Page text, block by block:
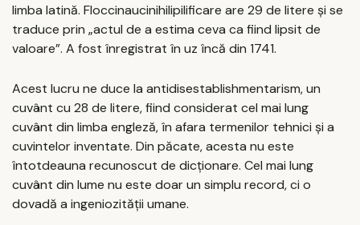
limba latină. Floccinaucinihilipilificare are 29 de litere și se
traduce prin „actul de a estima ceva ca fiind lipsit de
valoare”. A fost înregistrat în uz încă din 1741.
Acest lucru ne duce la antidisestablishmentarism, un
cuvânt cu 28 de litere, fiind considerat cel mai lung
cuvânt din limba engleză, în afara termenilor tehnici și a
cuvintelor inventate. Din păcate, acesta nu este
întotdeauna recunoscut de dicționare. Cel mai lung
cuvânt din lume nu este doar un simplu record, ci o
dovadă a ingeniozității umane.